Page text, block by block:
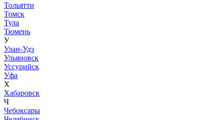
Тольятти
Томск
Тула
Тюмень
У
Улан-Удэ
Ульяновск
Уссурийск
Уфа
Х
Хабаровск
Ч
Чебоксары